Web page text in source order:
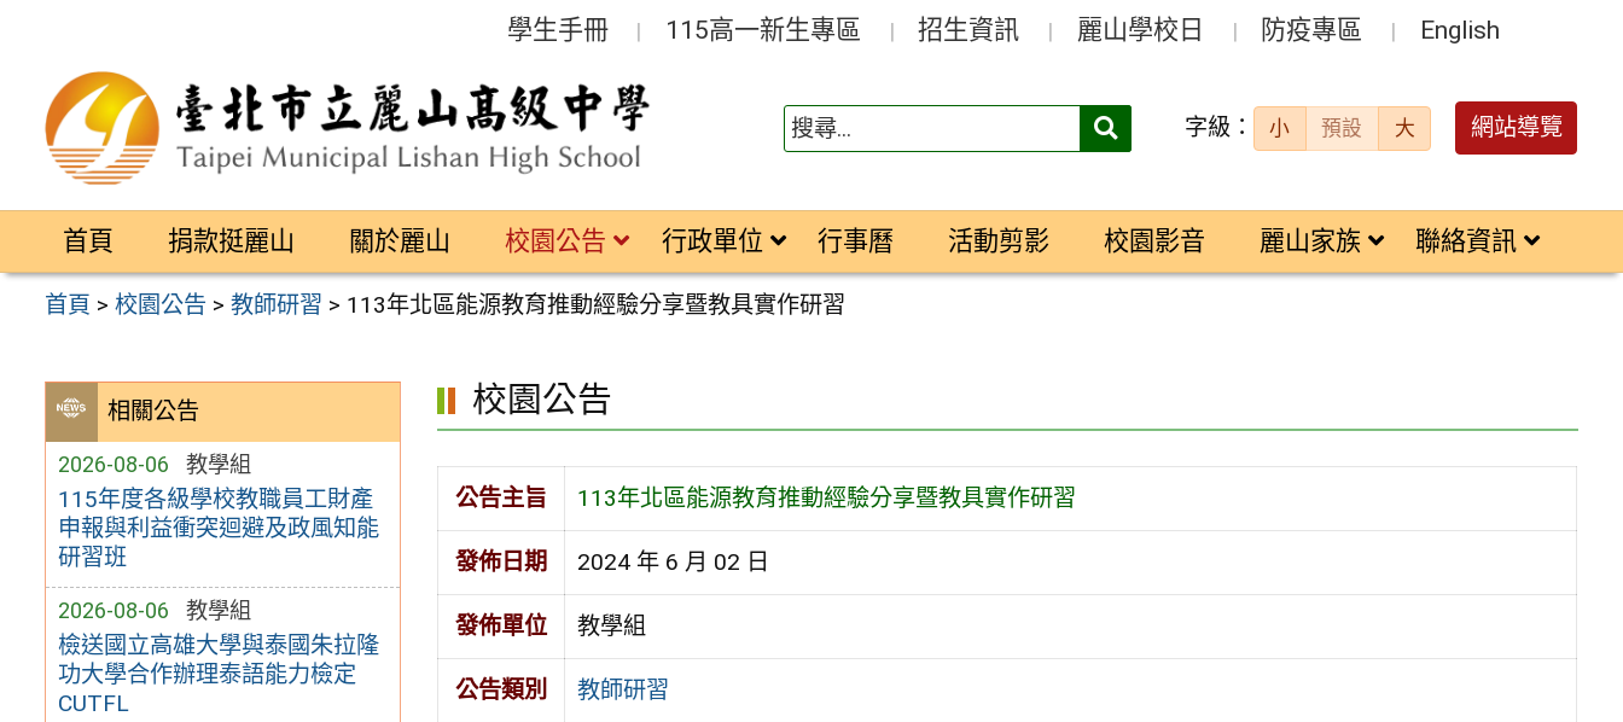
區
學生手冊 115高一新生專區 招生資訊 麗山學校日 防疫專區 English
搜
字級： 小 預設 大 網站導覽
首頁 捐款挺麗山 關於麗山 校園公告 行政單位 行事曆 活動剪影 校園影音 麗山家族 聯絡資訊
首頁 >校園公告 >教師研習 > 113年北區能源教育推動經驗分享暨教具實作研習
相關公告
2026-08-06 教學組
115年度各級學校教職員工財產
申報與利益衝突迴避及政風知能
研習班
2026-08-06 教學組
檢送國立高雄大學與泰國朱拉隆
功大學合作辦理泰語能力檢定
CUTFL
校園公告
公告主旨 113年北區能源教育推動經驗分享暨教具實作研習
發佈日期 2024 年 6 月 02 日
發佈單位 教學組
公告類別 教師研習